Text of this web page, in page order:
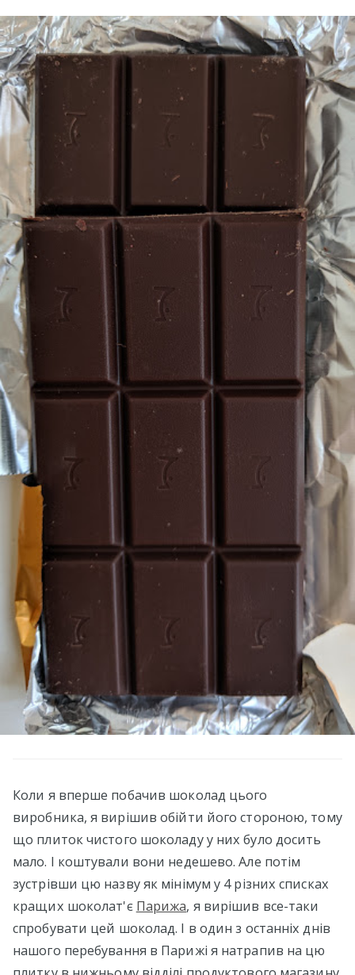
Коли я вперше побачив шоколад цього
виробника, я вирішив обійти його стороною, тому
що плиток чистого шоколаду у них було досить
мало. І коштували вони недешево. Але потім
зустрівши цю назву як мінімум у 4 різних списках
кращих шоколат'є Парижа, я вирішив все-таки
спробувати цей шоколад. І в один з останніх днів
нашого перебування в Парижі я натрапив на цю